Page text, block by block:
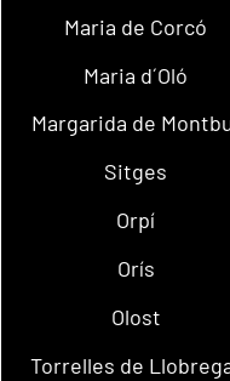
Maria de Corcó
Maria d´Oló
Margarida de
Sitges
Orpí
Orís
Olost
Torrelles de